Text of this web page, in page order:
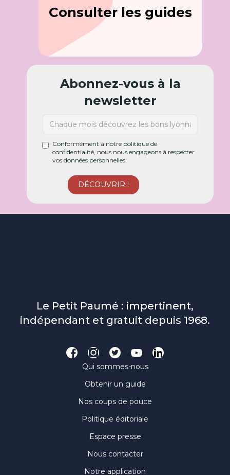
Consulter les guides
Abonnez-vous à la
newsletter
Conformément à notre politique de
confidentialité, nous nous engageons à respecter
vos données personnelles.
Le Petit Paumé : impertinent,
indépendant et gratuit depuis 1968.
Qui sommes-nous
Obtenir un guide
Nos coups de pouce
Politique éditoriale
Espace presse
Nous contacter
Notre application